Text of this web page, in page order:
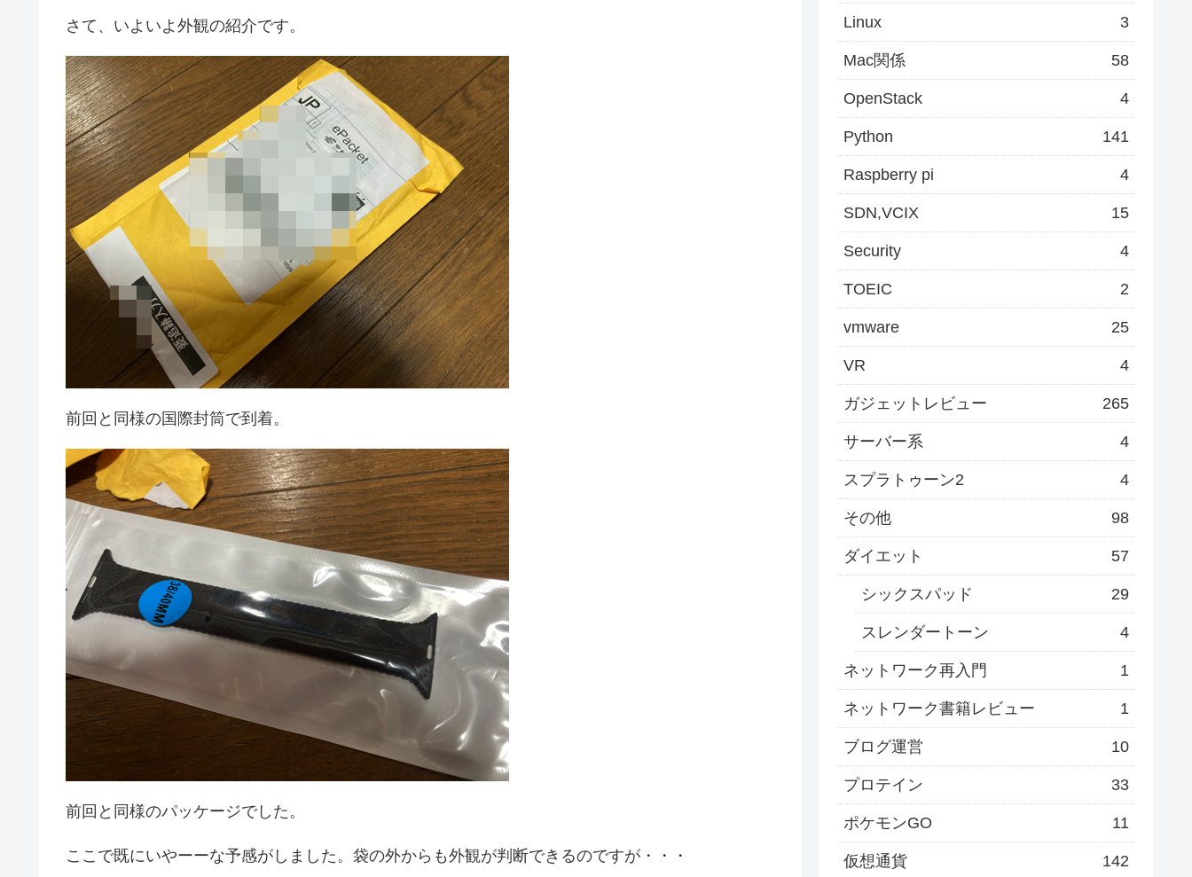
さて、いよいよ外観の紹介です。
前回と同様の国際封筒で到着。
前回と同様のパッケージでした。
ここで既にいやーーな予感がしました。袋の外からも外観が判断できるのですが・・・
Linux 3
Mac関係 58
OpenStack 4
Python 141
Raspberry pi 4
SDN,VCIX 15
Security 4
TOEIC 2
vmware 25
VR 4
ガジェットレビュー 265
サーバー系 4
スプラトゥーン2 4
その他 98
ダイエット 57
シックスパッド 29
スレンダートーン 4
ネットワーク再入門 1
ネットワーク書籍レビュー 1
ブログ運営 10
プロテイン 33
ポケモンGO 11
仮想通貨 142